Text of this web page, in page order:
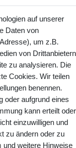
Instagram
auf unserer
Daten von
um z.B.
von Drittanbietern
zu analysieren. Die
Cookies. Wir teilen
benennen.
oder aufgrund eines
kann erteilt oder
einzuwilligen und
zu ändern oder zu
und weitere Hinweise